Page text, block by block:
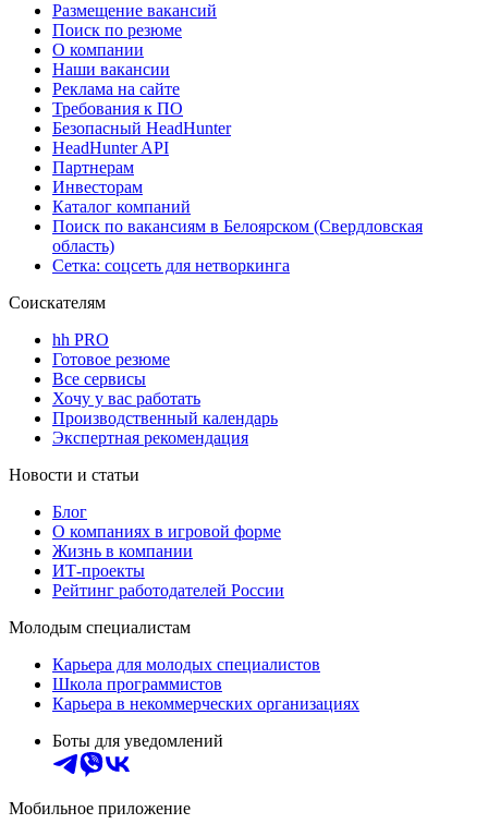
Размещение вакансий
Поиск по резюме
О компании
Наши вакансии
Реклама на сайте
Требования к ПО
Безопасный HeadHunter
HeadHunter API
Партнерам
Инвесторам
Каталог компаний
Поиск по вакансиям в Белоярском (Свердловская
область)
Сетка: соцсеть для нетворкинга
Соискателям
hh PRO
Готовое резюме
Все сервисы
Хочу у вас работать
Производственный календарь
Экспертная рекомендация
Новости и статьи
Блог
О компаниях в игровой форме
Жизнь в компании
ИТ-проекты
Рейтинг работодателей России
Молодым специалистам
Карьера для молодых специалистов
Школа программистов
Карьера в некоммерческих организациях
Боты для уведомлений
Мобильное приложение